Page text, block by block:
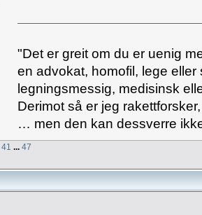
"Det er greit om du er uenig
en advokat, homofil, lege
legningsmessig, medisinsk
Derimot så er jeg
… men den kan dessverre
41 ... 47